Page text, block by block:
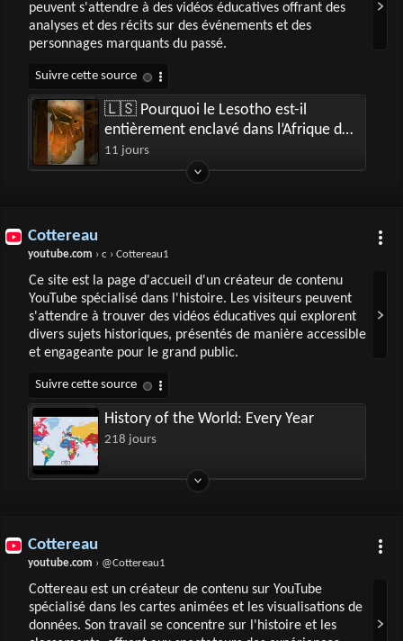
peuvent s'attendre à des vidéos éducatives offrant des
analyses et des récits sur des événements et des
personnages marquants du passé.
🇱🇸 Pourquoi le Lesotho est-il
entièrement enclavé dans l’Afrique du
Sud ?
11 jours
Cottereau
youtube.com › c › Cottereau1
Ce site est la page d'accueil d'un créateur de contenu
YouTube spécialisé dans l'histoire. Les visiteurs peuvent
s'attendre à trouver des vidéos éducatives qui explorent
divers sujets historiques, présentés de manière accessible
et engageante pour le grand public.
History of the World: Every Year
218 jours
Cottereau
youtube.com › @Cottereau1
Cottereau est un créateur de contenu sur YouTube
spécialisé dans les cartes animées et les visualisations de
données. Son travail se concentre sur l'histoire et les